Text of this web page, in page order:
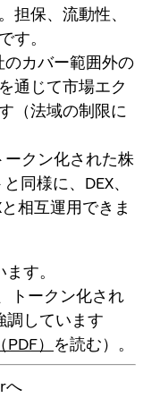
担保、流動性、
す。
カバー範囲外の
通じて市場エク
（法域の制限に
ークン化された株
同様に、DEX、
相互運用できま
す。
トークン化され
調しています
） を読む）。
へ